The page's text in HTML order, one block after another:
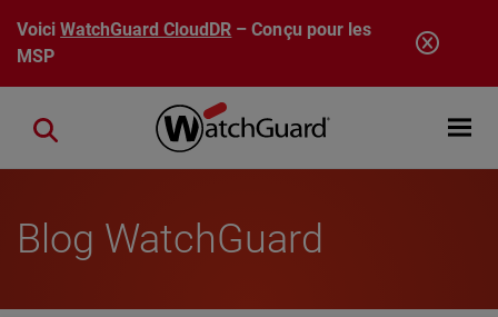
Aller au contenu principal
VoiciWatchGuard CloudDR – Conçu pour les
MSP
Open
Close search
Blog WatchGuard